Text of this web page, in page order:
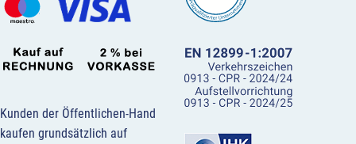
Kunden der Öffentlichen-Hand
kaufen grundsätzlich auf